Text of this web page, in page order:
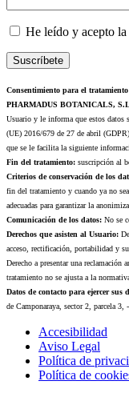
He leído y acepto la
Consentimiento para el
PHARMADUS BOTANICALS,
Usuario y le informa que estos datos
(UE) 2016/679 de 27 de abril
que se le facilita la siguiente
Fin del tratamiento: suscripción al
Criterios de conservación de los
fin del tratamiento y cuando ya no
adecuadas para garantizar la
Comunicación de los datos: No se
Derechos que asisten al Usuario:
acceso, rectificación, portabilidad y
Derecho a presentar una reclamación
tratamiento no se ajusta a la
Datos de contacto para ejercer sus
de Camponaraya, sector 2, parcela
Accesibilidad
Aviso Legal
Política de
Política de